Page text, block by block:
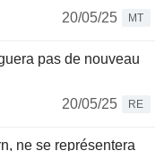
20/05/25
MT
pas de nouveau
20/05/25
RE
ne se représentera